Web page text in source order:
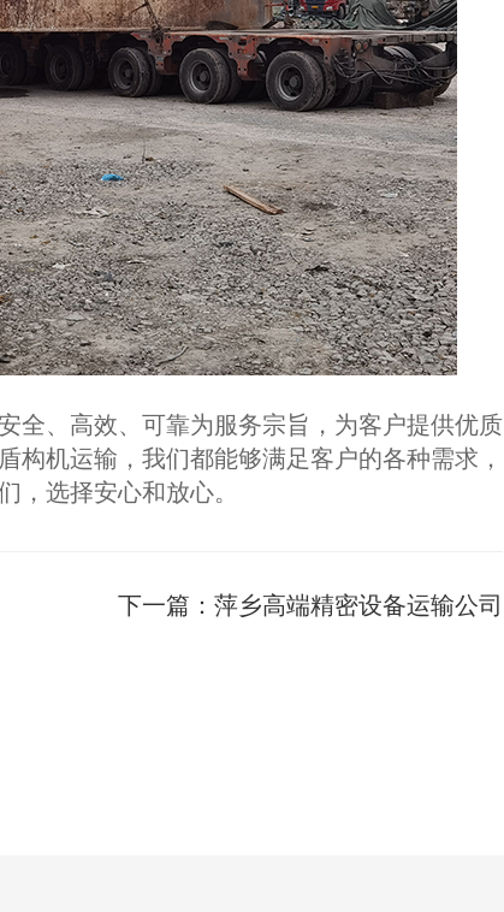
全、高效、可靠为服务宗旨，为客户提供优质
构机运输，我们都能够满足客户的各种需求，
，选择安心和放心。
下一篇： 萍乡高端精密设备运输公司